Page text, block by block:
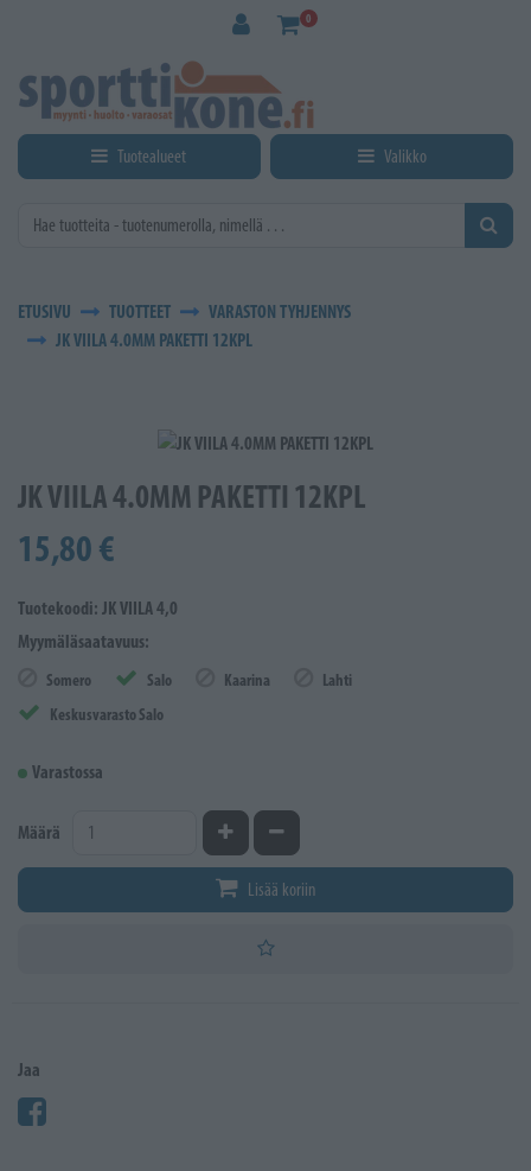
0
Tuotealueet Valikko
ETUSIVU TUOTTEET
VARASTON TYHJENNYS
JK VIILA 4.0MM PAKETTI 12KPL
JK VIILA 4.0MM PAKETTI 12KPL
15,80 €
Tuotekoodi: JK VIILA 4,0
Myymäläsaatavuus:
Somero Salo Kaarina
Lahti
Keskusvarasto Salo
Varastossa
Määrä Kasvata määrääVähennä määrää
Lisää koriin
Jaa